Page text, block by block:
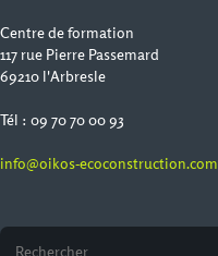
Centre de formation
117 rue Pierre Passemard
69210 l'Arbresle
Tél : 09 70 70 00 93
info@oikos-ecoconstruction.com